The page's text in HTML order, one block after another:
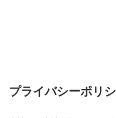
プライバシーポリ